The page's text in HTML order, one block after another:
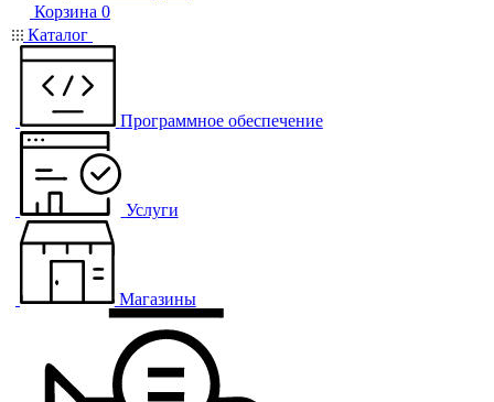
Корзина 0
Каталог
Программное обеспечение
Услуги
Магазины